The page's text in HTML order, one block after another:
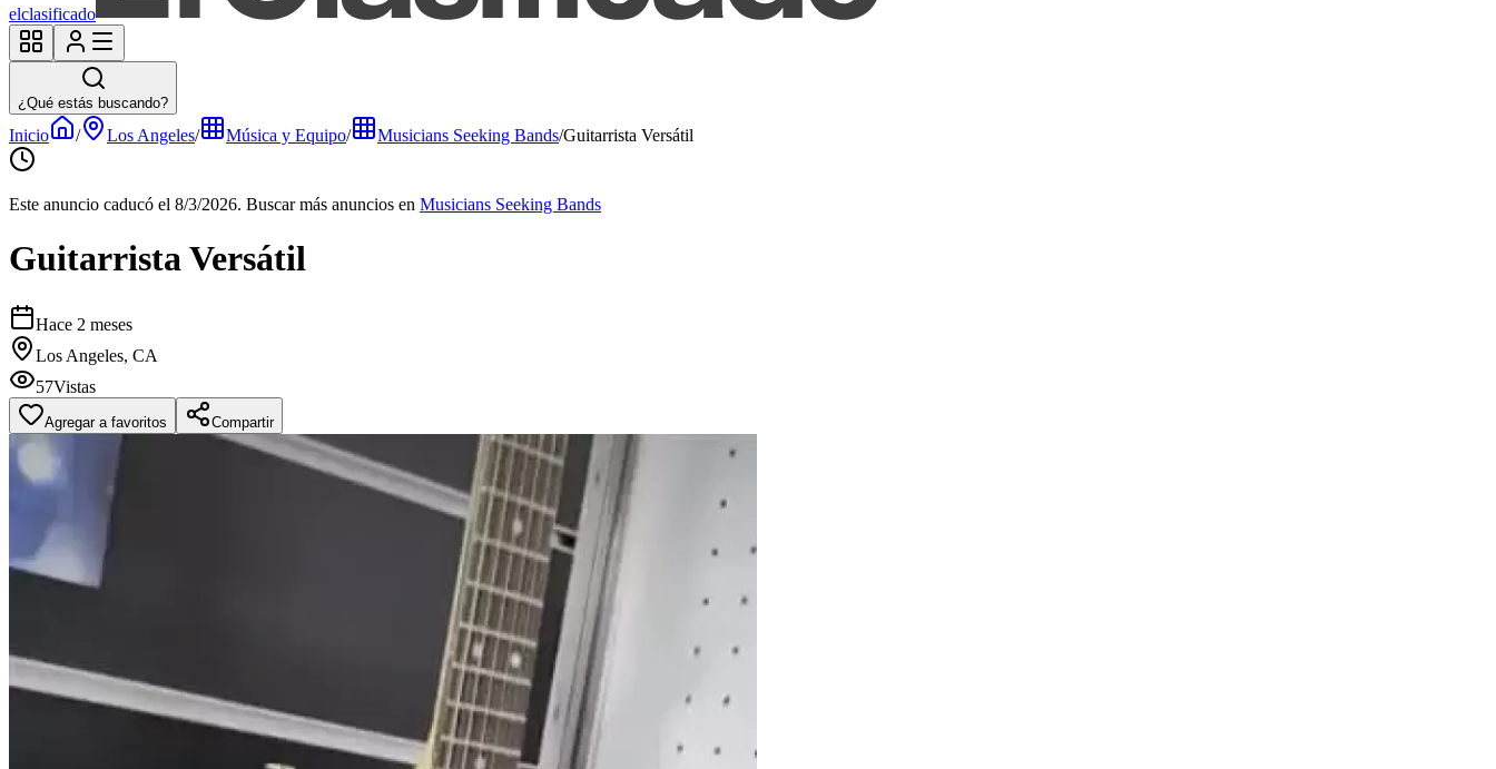
elclasificado
¿Qué estás buscando?
Inicio / Los Angeles/ Música y Equipo/ Musicians Seeking Bands/Guitarrista Versátil
Este anuncio caducó el 8/3/2026. Buscar más anuncios en Musicians Seeking Bands
Guitarrista Versátil
Hace 2 meses
Los Angeles, CA
57Vistas
Agregar a favoritos Compartir